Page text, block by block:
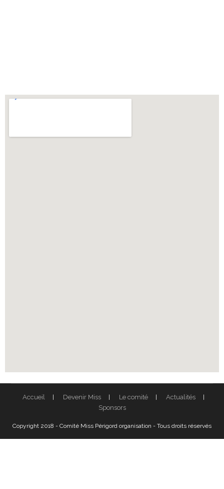
Accueil Devenir Miss Le comité
Actualités
Sponsors
Copyright 2018 - Comité Miss Périgord organisation - Tous droits réservés